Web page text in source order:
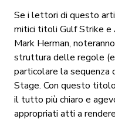
Se i lettori di questo
mitici titoli Gulf Strike e
Mark Herman,
struttura delle regole
particolare la sequenza
Stage. Con questo
il tutto più chiaro e
appropriati atti a